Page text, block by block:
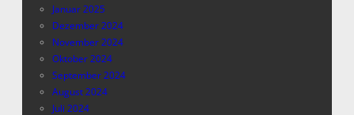
Januar 2025
Dezember 2024
November 2024
Oktober 2024
September 2024
August 2024
Juli 2024